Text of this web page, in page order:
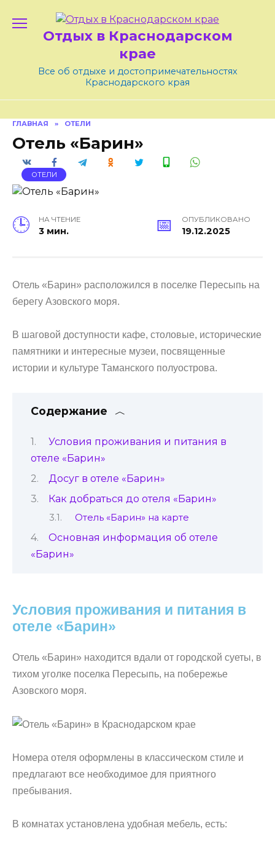
Отдых в Краснодарском
крае
Все об отдыхе и достопримечательностях
Краснодарского края
ГЛАВНАЯ » ОТЕЛИ
Отель «Барин»
ОТЕЛИ
НА ЧТЕНИЕ
3 мин.
ОПУБЛИКОВАНО
19.12.2025
Отель «Барин» расположился в поселке Пересыпь на
берегу Азовского моря.
В шаговой доступности кафе, столовые, исторические
памятники и интересные музеи, посвященные
истории и культуре Таманского полуострова.
Содержание
Условия проживания и питания в
отеле «Барин»
Досуг в отеле «Барин»
Как добраться до отеля «Барин»
Отель «Барин» на карте
Основная информация об отеле
«Барин»
Условия проживания и питания в
отеле «Барин»
Отель «Барин» находится вдали от городской суеты, в
тихом уголке поселка Пересыпь, на побережье
Азовского моря.
Номера отеля оформлены в классическом стиле и
предлагают все необходимое для приятного
пребывания.
В комнатах установлена удобная мебель, есть: